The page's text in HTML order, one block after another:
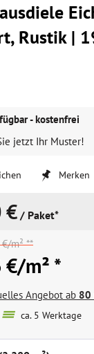
Rustik |
- kostenfrei
jetzt Ihr Muster!
Merken
€ / Paket*
m² **
m² *
Angebot ab 80
ca. 5 Werktage